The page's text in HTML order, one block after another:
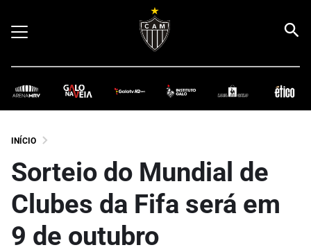
INÍCIO
Sorteio do Mundial de
Clubes da Fifa será em
9 de outubro